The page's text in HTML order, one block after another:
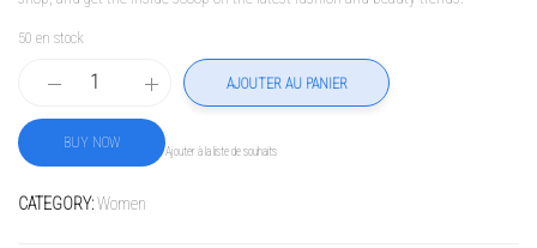
50 en stock
AJOUTER AU PANIER
BUY NOW
Ajouter à la liste de souhaits
CATEGORY:Women